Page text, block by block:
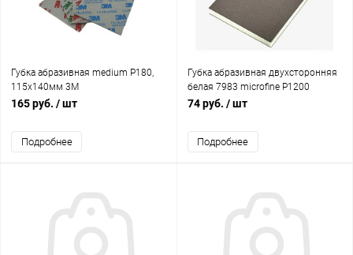
Губка абразивная medium Р180,
115х140мм 3M
165 руб. / шт
Подробнее
Губка абразивная двухсторонняя
белая 7983 microfine P1200
98*120*13мм SIA
74 руб. / шт
Подробнее